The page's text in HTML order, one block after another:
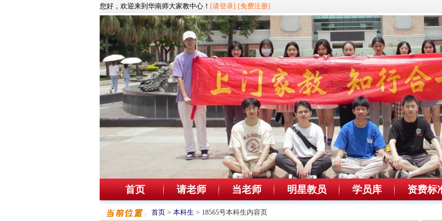
您好，欢迎来到华南师大家教中心！ [请登录] [免费注册]
首页 请老师 当老师 明星教员 学员库 资费标
首页 > 本科生 > 18565号本科生内容页